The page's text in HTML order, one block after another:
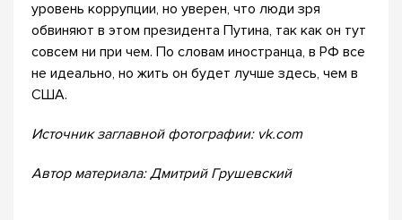
уровень коррупции, но уверен, что люди зря
обвиняют в этом президента Путина, так как он тут
совсем ни при чем. По словам иностранца, в РФ все
не идеально, но жить он будет лучше здесь, чем в
США.
Источник заглавной фотографии: vk.com
Автор материала: Дмитрий Грушевский